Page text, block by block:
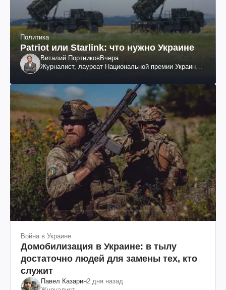
Политика
Patriot или Starlink: что нужно Украине
Виталий ПортниковВчера
Журналист, лауреат Национальной премии Украины
Война в Украине
Домобилизация в Украине: в тылу
достаточно людей для замены тех, кто
служит
Павел Казарин2 дня назад